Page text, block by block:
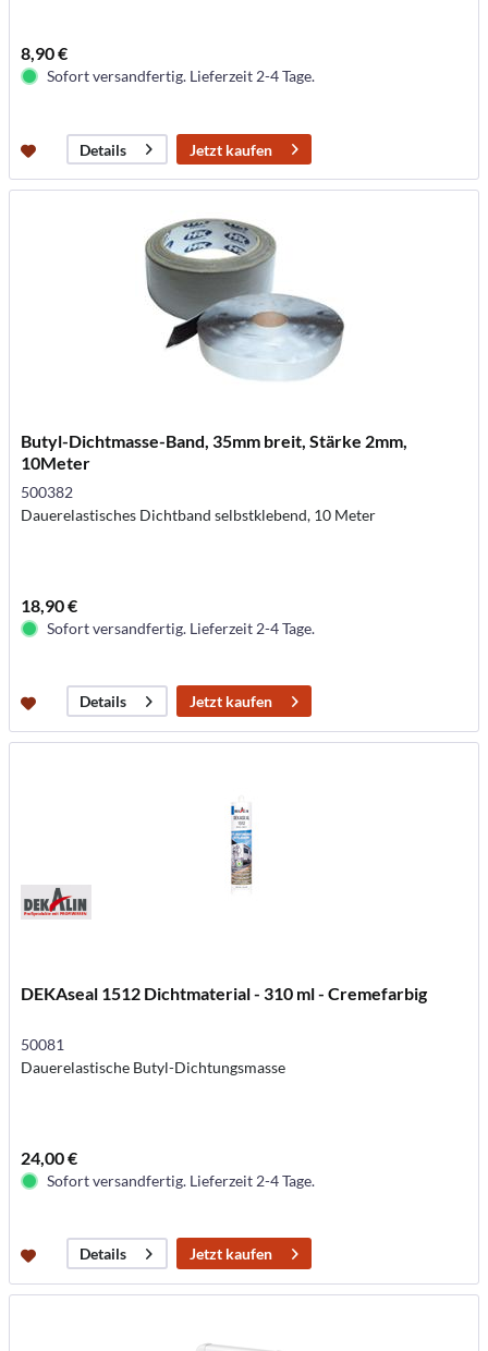
8,90 €
Sofort versandfertig. Lieferzeit 2-4 Tage.
Details Jetzt kaufen
Butyl-Dichtmasse-Band, 35mm breit, Stärke 2mm,
10Meter
500382
Dauerelastisches Dichtband selbstklebend, 10 Meter
18,90 €
Sofort versandfertig. Lieferzeit 2-4 Tage.
Details Jetzt kaufen
DEKAseal 1512 Dichtmaterial - 310 ml - Cremefarbig
50081
Dauerelastische Butyl-Dichtungsmasse
24,00 €
Sofort versandfertig. Lieferzeit 2-4 Tage.
Details Jetzt kaufen